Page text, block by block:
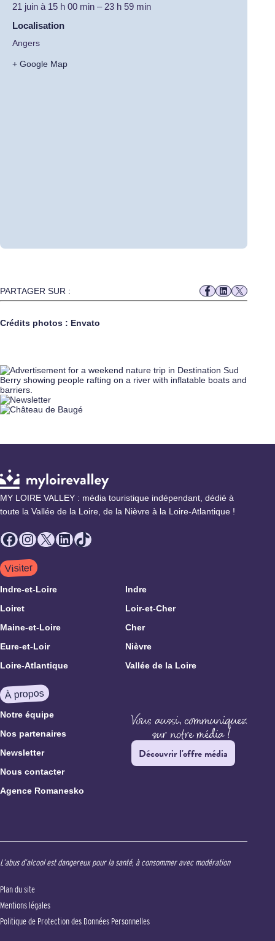
21 juin à 15 h 00 min – 23 h 59 min
Localisation
Angers
+ Google Map
PARTAGER SUR :
Crédits photos : Envato
MY LOIRE VALLEY : média touristique indépendant, dédié à
toute la Vallée de la Loire, de la Nièvre à la Loire-Atlantique !
Facebook
Instagram
X LinkedIn
TikTok
Visiter
Indre-et-Loire
Indre
Loiret
Loir-et-Cher
Maine-et-Loire
Cher
Eure-et-Loir
Nièvre
Loire-Atlantique
Vallée de la Loire
À propos
Notre équipe
Nos partenaires
Newsletter
Nous contacter
Agence Romanesko
Découvrir l'offre média
L’abus d’alcool est dangereux pour la santé, à consommer avec modération
Plan du site
Mentions légales
Politique de Protection des Données Personnelles